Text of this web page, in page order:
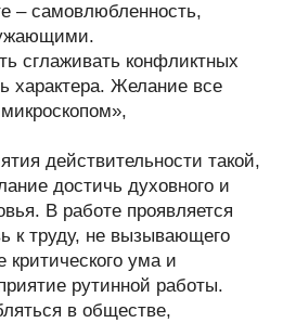
– самовлюбленность,
сглаживать конфликтных
характера. Желание все
действительности такой,
достичь духовного и
В работе проявляется
к труду, не вызывающего
критического ума и
рутинной работы.
в обществе,